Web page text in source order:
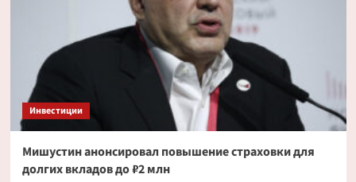
накопительным
до
Инвестиции
Мишустин анонсировал повышение страховки для
долгих вкладов до ₽2 млн